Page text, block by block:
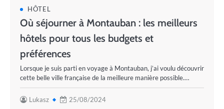
HÔTEL
Où séjourner à Montauban : les meilleurs
hôtels pour tous les budgets et
préférences
Lorsque je suis parti en voyage à Montauban, j’ai voulu découvrir
cette belle ville française de la meilleure manière possible.…
Lukasz 25/08/2024